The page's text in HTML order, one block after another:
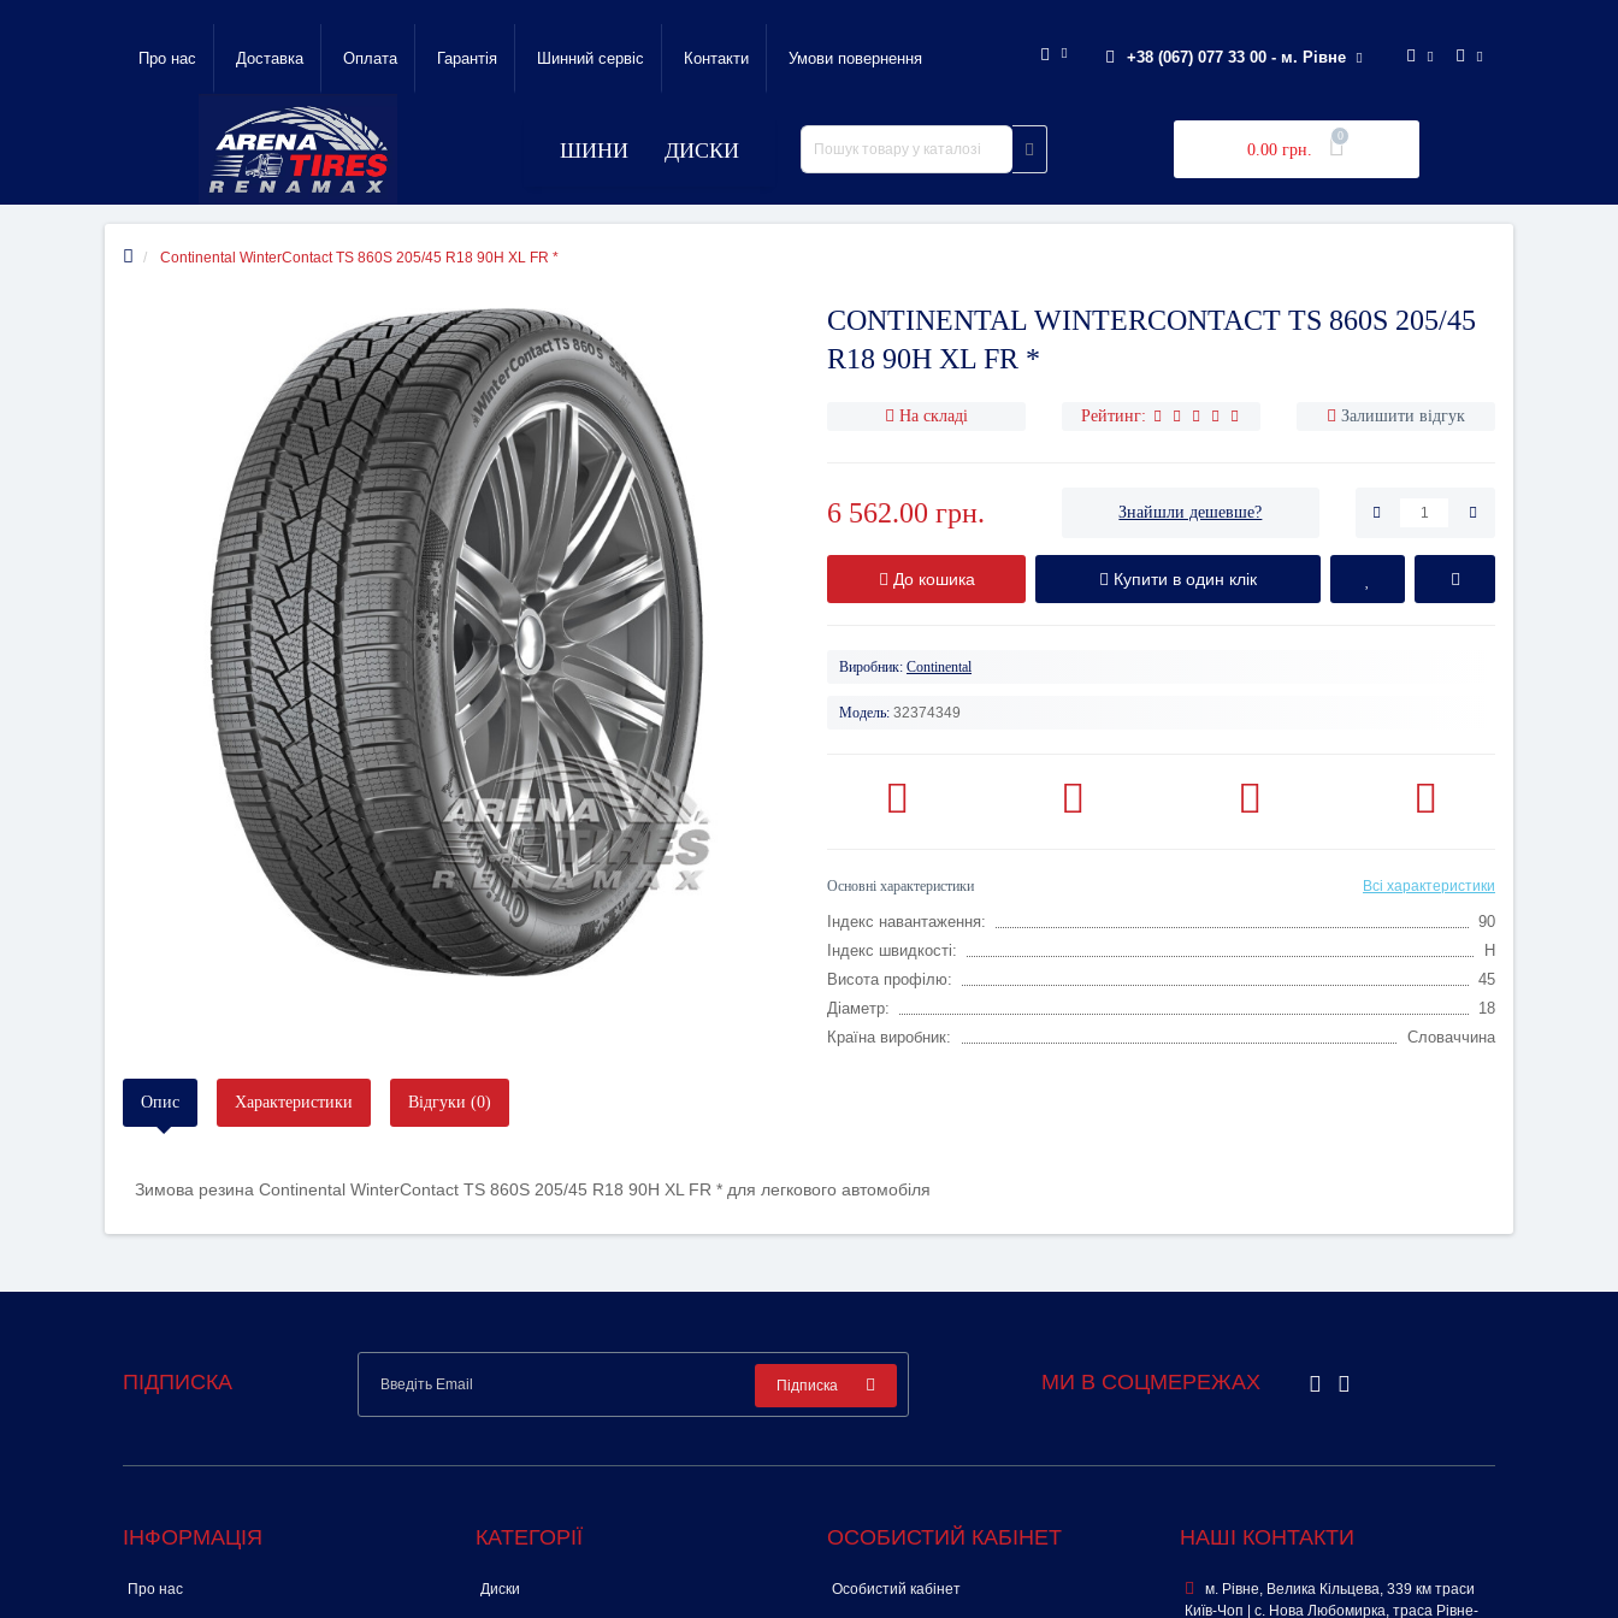
Про нас Доставка Оплата Гарантiя Шинний сервic Контакти Умови повернення +38 (067) 077 33 00 - м. Рівне
ШИНИ ДИСКИ 0.00 грн.
0
Continental WinterContact TS 860S 205/45 R18 90H XL FR *
CONTINENTAL WINTERCONTACT TS 860S 205/45
R18 90H XL FR *
На складі Рейтинг: Залишити відгук
6 562.00 грн. Знайшли дешевше?
До кошика Купити в один клік
Виробник: Continental
Модель: 32374349
Основні характеристики Всі характеристики
Індекс навантаження:
90
Індекс швидкості:
H
Висота профілю:
45
Діаметр:
18
Країна виробник:
Словаччина
Опис Характеристики Відгуки (0)
Зимова резина Continental WinterContact TS 860S 205/45 R18 90H XL FR * для легкового автомобіля
ПІДПИСКА Підписка МИ В СОЦМЕРЕЖАХ
ІНФОРМАЦІЯ
Про нас
КАТЕГОРІЇ
Диски
ОСОБИСТИЙ КАБІНЕТ
Особистий кабінет
НАШІ КОНТАКТИ
м. Рівне, Велика Кільцева, 339 км траси
Київ-Чоп | с. Нова Любомирка, траса Рівне-